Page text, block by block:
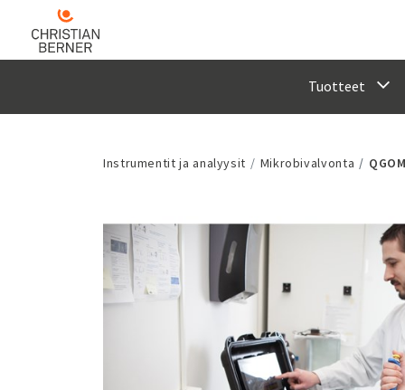
Tuotteet
Instrumentit ja analyysit Mikrobivalvonta